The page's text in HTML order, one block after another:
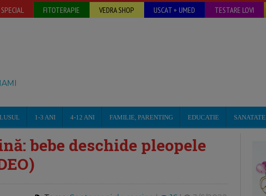
SPECIAL FITOTERAPIE VEDRA SHOP USCAT + UMED TESTARE LOVI
1-3 ANI 4-12 ANI FAMILIE, PARENTING EDUCATIE SANATATE
bebe deschide pleopele